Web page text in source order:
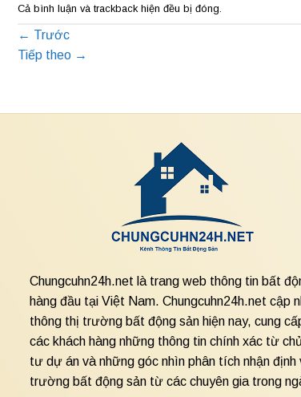
Cả bình luận và trackback hiện đều bị đóng.
← Trước
Tiếp theo →
Chungcuhn24h.net là trang web thông tin bất
hàng đầu tại Việt Nam. Chungcuhn24h.net cập
thông thị trường bất động sản hiện nay, cung
các khách hàng những thông tin chính xác từ
tư dự án và những góc nhìn phân tích nhận định
trường bất động sản từ các chuyên gia trong